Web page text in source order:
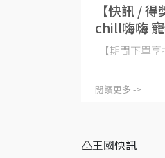
【快訊 /
chill嗨嗨
【期間下單
閱讀更多 ->
⚠️王國快訊